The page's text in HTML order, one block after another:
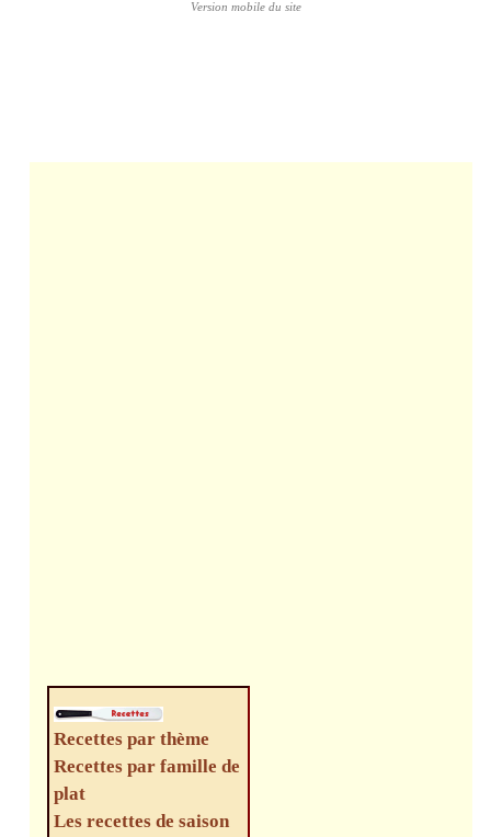
Recettes par thème
Recettes par famille de
plat
Les recettes de saison